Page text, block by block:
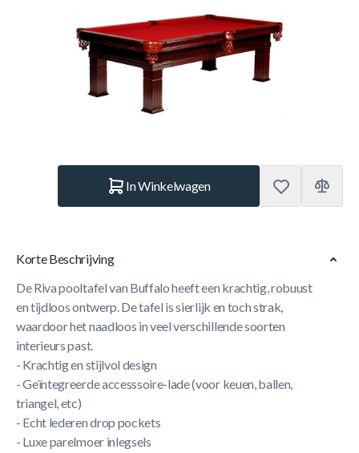
Aanpasbare opties:
Heeft u graag dat wij de tafel bij u ter plaatse installeren?
In Winkelwagen
Korte Beschrijving
De Riva pooltafel van Buffalo heeft een krachtig, robuust
en tijdloos ontwerp. De tafel is sierlijk en toch strak,
waardoor het naadloos in veel verschillende soorten
interieurs past.
- Krachtig en stijlvol design
- Geïntegreerde accesssoire-lade (voor keuen, ballen,
triangel, etc)
- Echt lederen drop pockets
- Luxe parelmoer inlegsels